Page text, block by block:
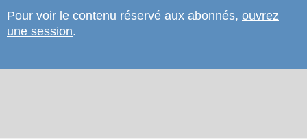
Pour voir le contenu réservé aux abonnés, ouvrez
une session.